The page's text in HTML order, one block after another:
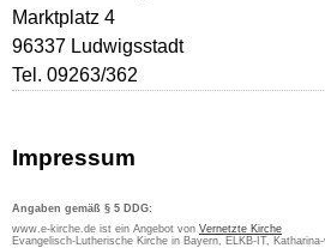
Marktplatz 4
96337 Ludwigsstadt
Tel. 09263/362
Impressum
Angaben gemäß § 5 DDG:
www.e-kirche.de ist ein Angebot von Vernetzte Kirche
Evangelisch-Lutherische Kirche in Bayern, ELKB-IT,